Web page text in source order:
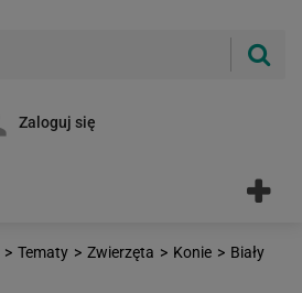
Zaloguj się
> Tematy > Zwierzęta > Konie > Biały